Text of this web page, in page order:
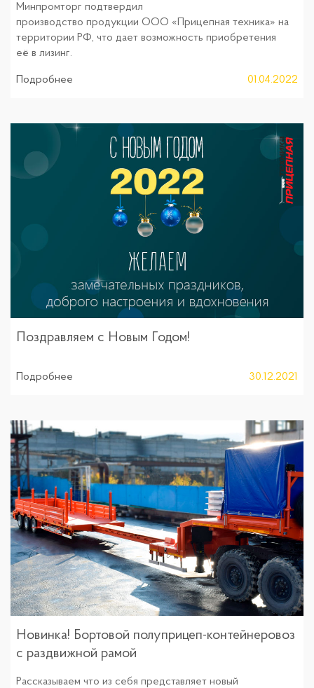
Минпромторг подтвердил
производство продукции ООО «Прицепная техника» на
территории РФ, что дает возможность приобретения
её в лизинг.
Подробнее 01.04.2022
Поздравляем с Новым Годом!
Подробнее 30.12.2021
Новинка! Бортовой полуприцеп-контейнеровоз
с раздвижной рамой
Рассказываем что из себя представляет новый